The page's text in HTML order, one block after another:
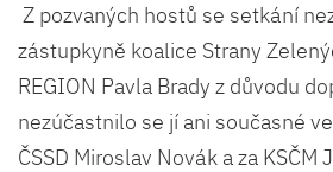
Z pozvaných hostů se setkání
zástupkyně koalice Strany
REGION Pavla Brady z důvodu
nezúčastnilo se jí ani současné
ČSSD Miroslav Novák a za KSČM